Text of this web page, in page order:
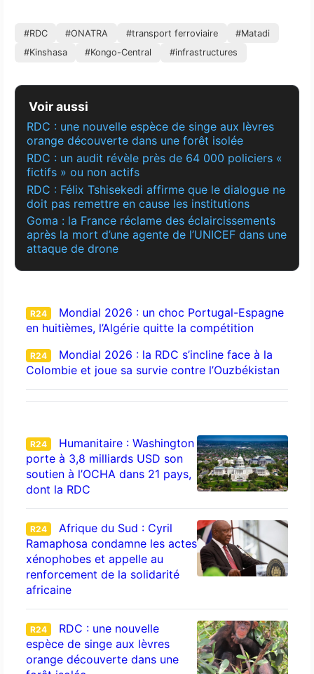
#RDC #ONATRA #transport ferroviaire
#Matadi
#Kinshasa
#Kongo-Central #infrastructures
Voir aussi
RDC : une nouvelle espèce de singe aux lèvres
orange découverte dans une forêt isolée
RDC : un audit révèle près de 64 000 policiers «
fictifs » ou non actifs
RDC : Félix Tshisekedi affirme que le dialogue ne
doit pas remettre en cause les institutions
Goma : la France réclame des éclaircissements
après la mort d’une agente de l’UNICEF dans une
attaque de drone
R24
Mondial 2026 : un choc Portugal-Espagne
en huitièmes, l’Algérie quitte la compétition
R24
Mondial 2026 : la RDC s’incline face à la
Colombie et joue sa survie contre l’Ouzbékistan
R24
Humanitaire : Washington
porte à 3,8 milliards USD son
soutien à l’OCHA dans 21 pays,
dont la RDC
R24
Afrique du Sud : Cyril
Ramaphosa condamne les actes
xénophobes et appelle au
renforcement de la solidarité
africaine
R24
RDC : une nouvelle
espèce de singe aux lèvres
orange découverte dans une